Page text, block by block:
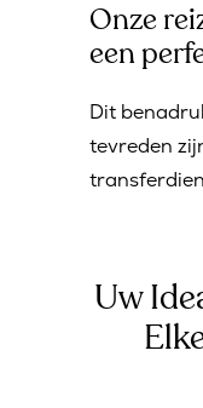
Onze
een
Dit
tevreden
Uw